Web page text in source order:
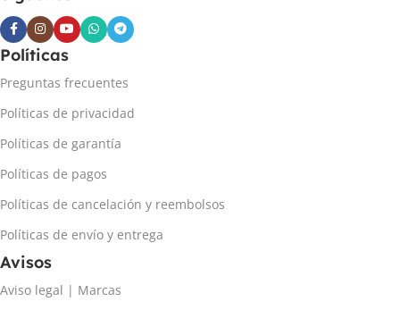
Políticas
Preguntas frecuentes
Políticas de privacidad
Políticas de garantía
Políticas de pagos
Políticas de cancelación y reembolsos
Políticas de envío y entrega
Avisos
Aviso legal | Marcas